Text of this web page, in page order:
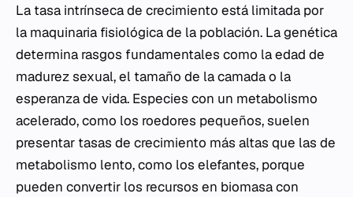
La tasa intrínseca de crecimiento está limitada por
la maquinaria fisiológica de la población. La genética
determina rasgos fundamentales como la edad de
madurez sexual, el tamaño de la camada o la
esperanza de vida. Especies con un metabolismo
acelerado, como los roedores pequeños, suelen
presentar tasas de crecimiento más altas que las de
metabolismo lento, como los elefantes, porque
pueden convertir los recursos en biomasa con